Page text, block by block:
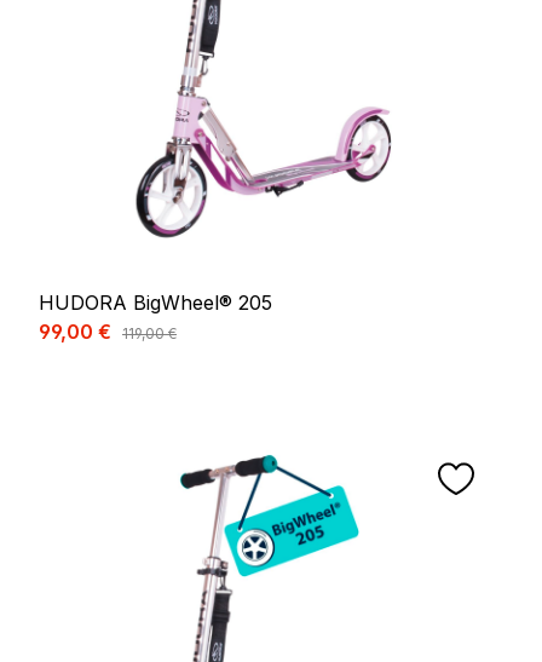
HUDORA BigWheel® 205
Prix de vente :
99,00 € Prix régulier :
119,00 €